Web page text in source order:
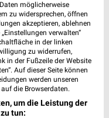
Prospekte
Prospekte
möglicherweise
zu widersprechen, öffnen
akzeptieren, ablehnen
verwalten“
in der linken
zu widerrufen,
in der Fußzeile der Website
Auf dieser Seite können
werden unseren
die Browserdaten.
um die Leistung der
tun: